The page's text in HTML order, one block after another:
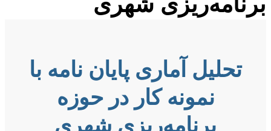
تحلیل آماری پایان نامه با
نمونه کار در حوزه
برنامه‌ریزی شهری